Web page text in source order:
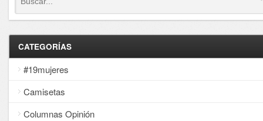
CATEGORÍAS
#19mujeres
Camisetas
Columnas Opinión